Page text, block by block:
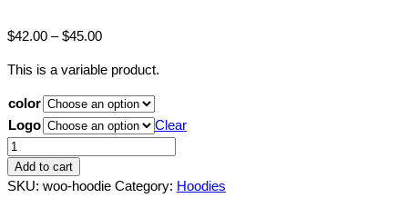
$42.00 –$45.00
This is a variable product.
color
Logo
Clear
Add to cart
SKU: woo-hoodie Category: Hoodies